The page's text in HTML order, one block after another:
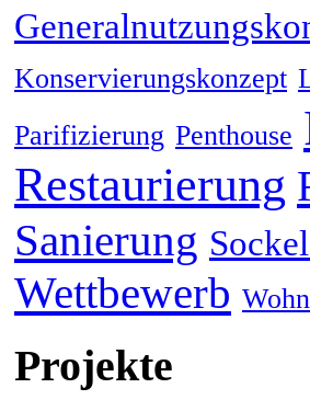
Konservierungskonzept
Parifizierung Penthouse
Restaurierung
Sanierung
Wettbewerb
Projekte